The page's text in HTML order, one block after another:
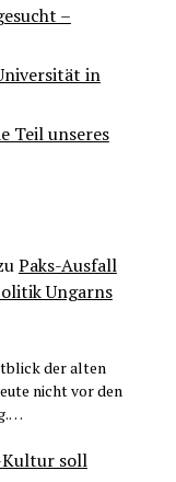
–
in
Teil unseres
Paks-Ausfall
Ungarns
der alten
nicht vor den
Kultur soll